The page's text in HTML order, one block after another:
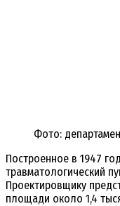
Фото:
Построенное в 1947
травматологический
Проектировщику
площади около 1,4